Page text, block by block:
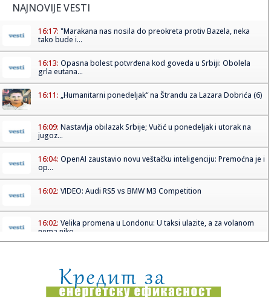
NAJNOVIJE VESTI
16:17: "Marakana nas nosila do preokreta protiv Bazela, neka
tako bude i...
16:13: Opasna bolest potvrđena kod goveda u Srbiji: Obolela
grla eutana...
16:11: „Humanitarni ponedeljak“ na Štrandu za Lazara Dobrića (6)
16:09: Nastavlja obilazak Srbije; Vučić u ponedeljak i utorak na
jugoz...
16:04: OpenAI zaustavio novu veštačku inteligenciju: Premoćna je i
op...
16:02: VIDEO: Audi RS5 vs BMW M3 Competition
16:02: Velika promena u Londonu: U taksi ulazite, a za volanom
nema niko...
16:01:Upozorenje iz Moskve zbog Kosova: "Opasno je maštati"